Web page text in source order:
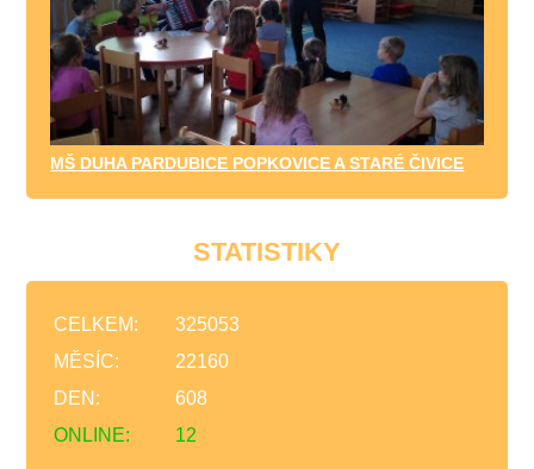
MŠ DUHA PARDUBICE POPKOVICE A STARÉ ČIVICE
STATISTIKY
ONLINE: 12
CELKEM:
325053
MĚSÍC:
22160
DEN:
608